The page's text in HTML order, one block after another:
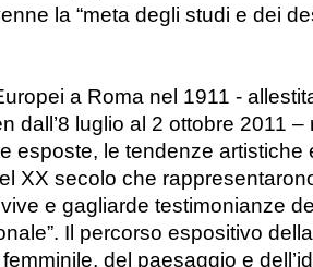
la “meta degli studi e dei
a Roma nel 1911 -
dall’8 luglio al 2 ottobre 2011 –
esposte, le tendenze artistiche
XX secolo che
e gagliarde testimonianze
Il percorso espositivo
del paesaggio e